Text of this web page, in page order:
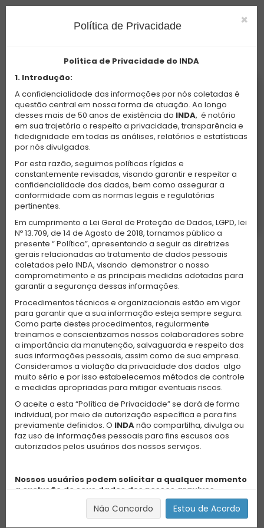
Login para iniciar sua sessão
Leia a Política de Privacidade
Esqueceu a Senha?
×
Política de Privacidade
Política de Privacidade do INDA
1. Introdução:
A confidencialidade das informações por nós coletadas é
questão central em nossa forma de atuação. Ao longo
desses mais de 50 anos de existência do INDA, é notório
em sua trajetória o respeito a privacidade, transparência e
fidedignidade em todas as análises, relatórios e estatísticas
por nós divulgadas.
Por esta razão, seguimos políticas rígidas e
constantemente revisadas, visando garantir e respeitar a
confidencialidade dos dados, bem como assegurar a
conformidade com as normas legais e regulatórias
pertinentes.
Em cumprimento a Lei Geral de Proteção de Dados, LGPD, lei
Nº 13.709, de 14 de Agosto de 2018, tornamos público a
presente “ Política”, apresentando a seguir as diretrizes
gerais relacionadas ao tratamento de dados pessoais
coletados pelo INDA, visando demonstrar o nosso
comprometimento e as principais medidas adotadas para
garantir a segurança dessas informações.
Procedimentos técnicos e organizacionais estão em vigor
para garantir que a sua informação esteja sempre segura.
Como parte destes procedimentos, regularmente
treinamos e conscientizamos nossos colaboradores sobre
a importância da manutenção, salvaguarda e respeito das
suas informações pessoais, assim como de sua empresa.
Consideramos a violação da privacidade dos dados algo
muito sério e por isso estabelecemos métodos de controle
e medidas apropriadas para mitigar eventuais riscos.
O aceite a esta “Política de Privacidade” se dará de forma
individual, por meio de autorização específica e para fins
previamente definidos. O INDAnão compartilha, divulga ou
faz uso de informações pessoais para fins escusos aos
autorizados pelos usuários dos nossos serviços.
Nossos usuários podem solicitar a qualquer momento
a exclusão de seus dados dos nossos arquivos
digitais. Para tanto, basta entrar em contato
conosco no e-mailcontato@inda.org.br, ou ainda,
solicitar tal exclusão nos links específicos
Não Concordo Estou de Acordo